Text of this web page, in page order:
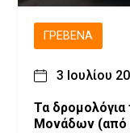
ΓΡΕΒΕΝΆ
3 Ιουλίου
Τα